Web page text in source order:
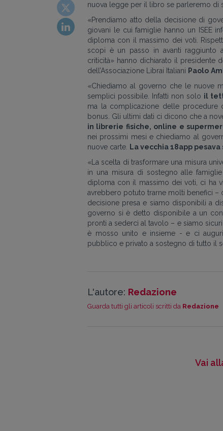
nuova legge per il libro se parleremo di
«Prendiamo atto della decisione di
giovani le cui famiglie hanno un ISEE
diploma con il massimo dei voti.
scopi è un passo in avanti raggiunto
criticità» hanno dichiarato il presidente
dell’Associazione Librai Italiani Paolo
«Chiediamo al governo che le nuove
semplici possibile. Infatti non solo il
ma la complicazione delle procedure
bonus. Gli ultimi dati ci dicono che a
in librerie fisiche, online e
nei prossimi mesi e chiediamo al
nuove carte.
La vecchia 18app
« La scelta di trasformare una misura
in una misura di sostegno alle
diploma con il massimo dei voti, ci ha
avrebbero potuto trarne molti benefici –
decisione presa e siamo disponibili a
governo si è detto disponibile a un
pronti a sederci al tavolo – e siamo
è mosso unito e insieme - e ci
pubblico e privato a sostegno di tutto il
L'autore: Redazione
Guarda tutti gli articoli scritti da Redazione
Vai